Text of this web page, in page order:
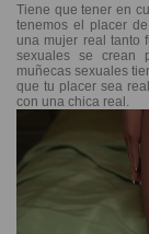
Tiene que tener en
tenemos el placer
una mujer real tanto
sexuales se crean
muñecas sexuales
que tu placer sea
con una chica real.